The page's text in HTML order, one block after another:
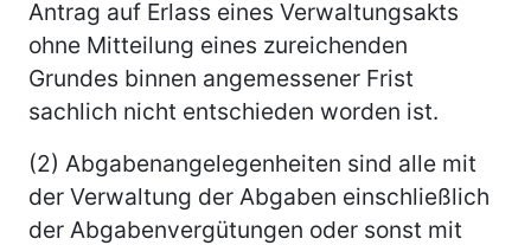
Antrag auf Erlass eines Verwaltungsakts
ohne Mitteilung eines zureichenden
Grundes binnen angemessener Frist
sachlich nicht entschieden worden ist.
(2) Abgabenangelegenheiten sind alle mit
der Verwaltung der Abgaben einschließlich
der Abgabenvergütungen oder sonst mit